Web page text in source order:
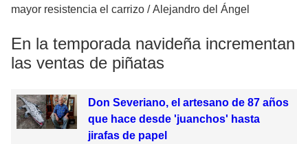
mayor resistencia el carrizo / Alejandro del Ángel
En la temporada navideña incrementan
las ventas de piñatas
Don Severiano, el artesano de 87 años
que hace desde 'juanchos' hasta
jirafas de papel